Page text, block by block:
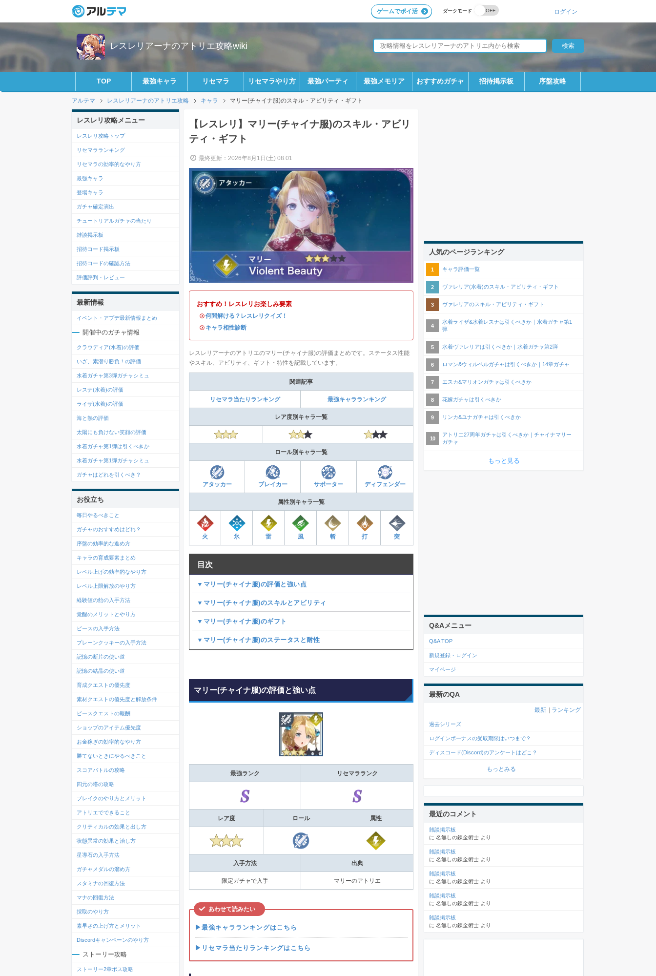
ダークモード
ゲームでポイ活 ログイン
レスレリアーナのアトリエ攻略wiki
TOP 最強キャラ リセマラ リセマラやり方 最強パーティ 最強メモリア おすすめガチャ 招待掲示板 序盤攻略
アルテマ レスレリアーナのアトリエ攻略 キャラ マリー(チャイナ服)のスキル・アビリティ・ギフト
【レスレリ】マリー(チャイナ服)のスキル・アビリ
ティ・ギフト
最終更新：2026年8月1日(土) 08:01
おすすめ！レスレリお楽しみ要素
・何問解ける？レスレリクイズ！
・ キャラ相性診断
レスレリアーナのアトリエのマリー(チャイナ服)の評価まとめです。ステータス性能
やスキル、アビリティ、ギフト・特性を記載しています。
関連記事
リセマラ当たりランキング 最強キャラランキング
レア度別キャラ一覧
ロール別キャラ一覧
アタッカー ブレイカー サポーター ディフェンダー
属性別キャラ一覧
火 氷 雷 風 斬 打 突
目次
▼マリー(チャイナ服)の評価と強い点
▼マリー(チャイナ服)のスキルとアビリティ
▼マリー(チャイナ服)のギフト
▼マリー(チャイナ服)のステータスと耐性
マリー(チャイナ服)の評価と強い点
最強ランク リセマラランク
レア度 ロール 属性
入手方法 出典
限定ガチャで入手 マリーのアトリエ
あわせて読みたい
▶最強キャラランキングはこちら
▶リセマラ当たりランキングはこちら
レスレリ攻略メニュー
レスレリ攻略トップ
リセマラランキング
リセマラの効率的なやり方
最強キャラ
登場キャラ
ガチャ確定演出
チュートリアルガチャの当たり
雑談掲示板
招待コード掲示板
招待コードの確認方法
評価評判・レビュー
最新情報
イベント・アプデ最新情報まとめ
開催中のガチャ情報
クラウディア(水着)の評価
いざ、素潜り勝負！の評価
水着ガチャ第3弾ガチャシミュ
レスナ(水着)の評価
ライザ(水着)の評価
海と熱の評価
太陽にも負けない笑顔の評価
水着ガチャ第1弾は引くべきか
水着ガチャ第1弾ガチャシミュ
ガチャはどれを引くべき？
お役立ち
毎日やるべきこと
ガチャのおすすめはどれ？
序盤の効率的な進め方
キャラの育成要素まとめ
レベル上げの効率的なやり方
レベル上限解放のやり方
経験値の飴の入手方法
覚醒のメリットとやり方
ピースの入手方法
プレーンクッキーの入手方法
記憶の断片の使い道
記憶の結晶の使い道
育成クエストの優先度
素材クエストの優先度と解放条件
ピースクエストの報酬
ショップのアイテム優先度
お金稼ぎの効率的なやり方
勝てないときにやるべきこと
スコアバトルの攻略
四元の塔の攻略
ブレイクのやり方とメリット
アトリエでできること
クリティカルの効果と出し方
状態異常の効果と治し方
星導石の入手方法
ガチャメダルの溜め方
スタミナの回復方法
マナの回復方法
採取のやり方
素早さの上げ方とメリット
Discordキャンペーンのやり方
ストーリー攻略
ストーリー2章ボス攻略
人気のページランキング
キャラ評価一覧
ヴァレリア(水着)のスキル・アビリティ・ギフト
ヴァレリアのスキル・アビリティ・ギフト
水着ライザ&水着レスナは引くべきか｜水着ガチャ第1
弾
水着ヴァレリアは引くべきか｜水着ガチャ第2弾
ロマン&ウィルベルガチャは引くべきか｜14章ガチャ
エスカ&マリオンガチャは引くべきか
花嫁ガチャは引くべきか
リンカ&ユナガチャは引くべきか
アトリエ27周年ガチャは引くべきか｜チャイナマリー
ガチャ
もっと見る
Q&Aメニュー
Q&A TOP
新規登録・ログイン
マイページ
最新のQA
最新 ランキング
過去シリーズ
ログインボーナスの受取期限はいつまで？
ディスコード(Discord)のアンケートはどこ？
もっとみる
最近のコメント
雑談掲示板
に 名無しの錬金術士 より
雑談掲示板
に 名無しの錬金術士 より
雑談掲示板
に 名無しの錬金術士 より
雑談掲示板
に 名無しの錬金術士 より
雑談掲示板
に 名無しの錬金術士 より